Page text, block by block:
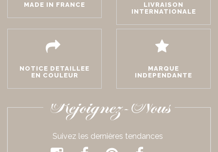
MADE IN FRANCE
LIVRAISON
INTERNATIONALE
NOTICE DETAILLEE
EN COULEUR
MARQUE
INDEPENDANTE
Rejoignez-Nous
Suivez les dernières tendances